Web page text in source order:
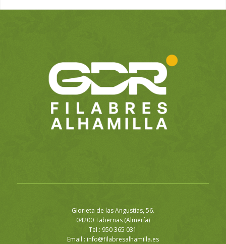
Glorieta de las Angustias, 56.
04200 Tabernas (Almería)
Tel.: 950 365 031
Email : info@filabresalhamilla.es